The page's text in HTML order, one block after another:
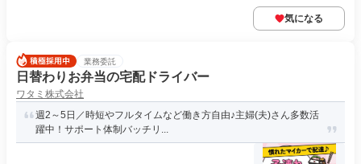
気になる
業務委託
日替わりお弁当の宅配ドライバー
ワタミ株式会社
週2～5日／時短やフルタイムなど働き方自由♪主婦(夫)さん多数活
躍中！サポート体制バッチリ...